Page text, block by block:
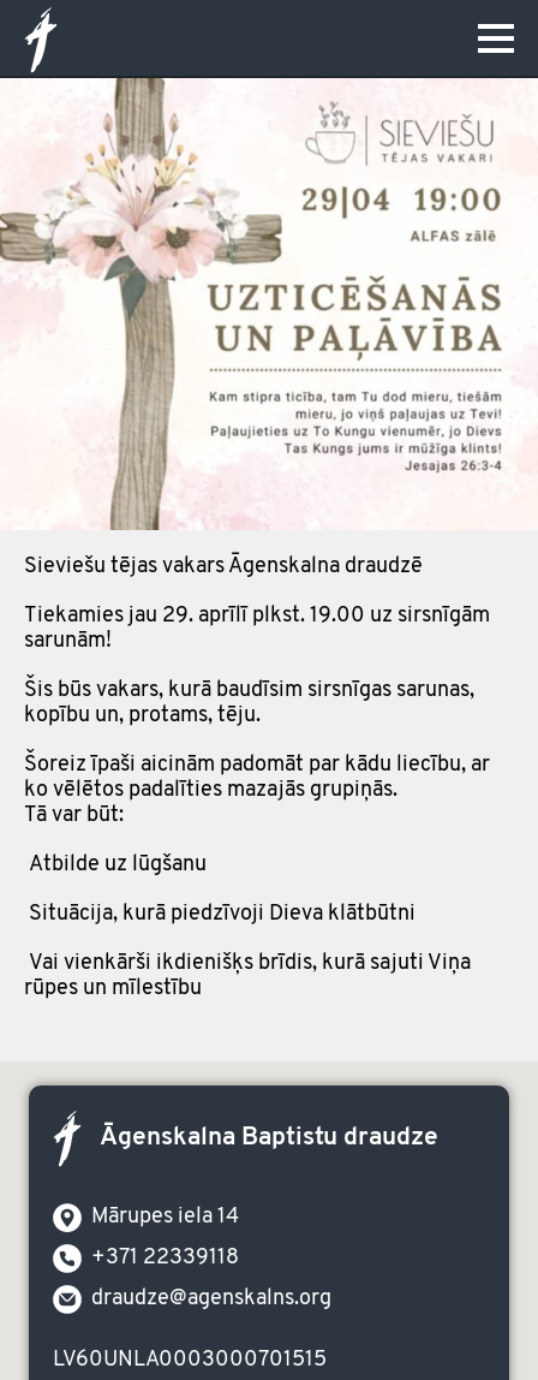
Sieviešu tējas vakars Āgenskalna draudzē
Tiekamies jau 29. aprīlī plkst. 19.00 uz sirsnīgām
sarunām!
Šis būs vakars, kurā baudīsim sirsnīgas sarunas,
kopību un, protams, tēju.
Šoreiz īpaši aicinām padomāt par kādu liecību, ar
ko vēlētos padalīties mazajās grupiņās.
Tā var būt:
Atbilde uz lūgšanu
Situācija, kurā piedzīvoji Dieva klātbūtni
Vai vienkārši ikdienišķs brīdis, kurā sajuti Viņa
rūpes un mīlestību
Āgenskalna Baptistu draudze
Mārupes iela 14
+371 22339118
draudze@agenskalns.org
LV60UNLA0003000701515